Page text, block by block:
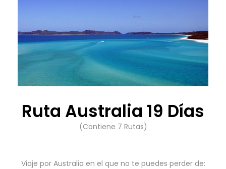
Ruta Australia 19 Días
(Contiene 7 Rutas)
Viaje por Australia en el que no te puedes perder de: